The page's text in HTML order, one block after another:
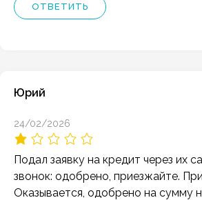
ОТВЕТИТЬ
Юрий
24/02/2026
Подал заявку на кредит через их
звонок: одобрено, приезжайте.
Оказывается, одобрено на сумму